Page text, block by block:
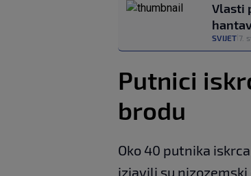
Vlasti
SVIJET 7.
Putnici
brodu
Oko 40 putnika
izjavili su